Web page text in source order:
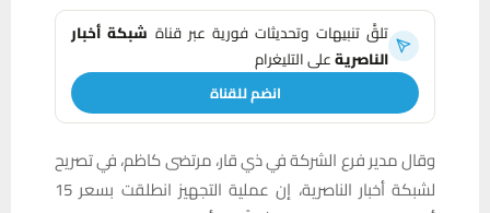
تلقَّ تنبيهات وتحديثات فورية عبر قناة شبكة أخبار
الناصريةعلى التليغرام
انضم للقناة
وقال مدير فرع الشركة في ذي قار، مرتضى كاظم، في تصريح
لشبكة أخبار الناصرية، إن عملية التجهيز انطلقت بسعر 15